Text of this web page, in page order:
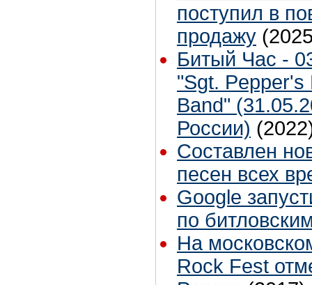
поступил в
продажу
Битый Час -
"Sgt. Pepper's
Band"
России)
Составлен
песен всех
Google
по
На
Rock Fest